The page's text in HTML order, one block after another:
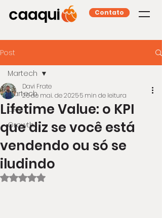
Contato
Post
Martech
CRM
Growth
Martech
Lifetime Value: o KPI
que diz se você está
vendendo ou só se
iludindo
Davi Frate
26 de mai. de 20255 min de leitura
Avaliado com NaN de 5 estrelas.